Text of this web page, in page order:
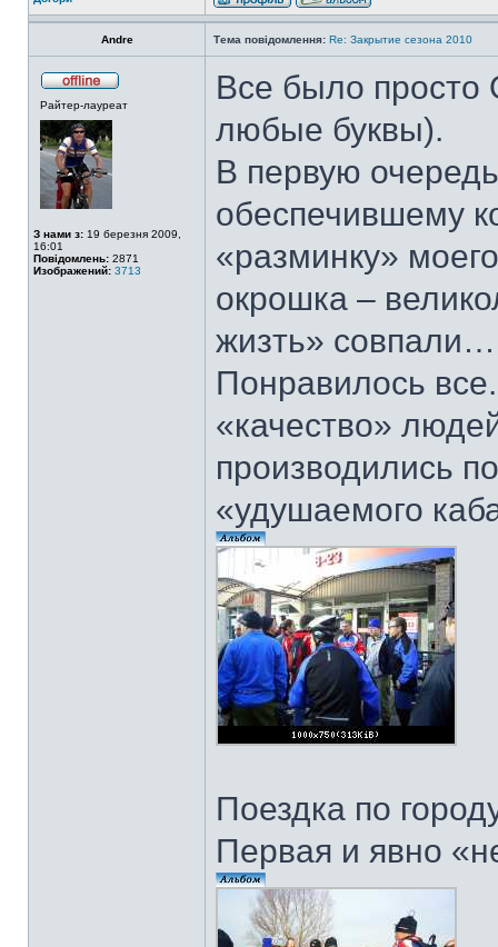
Andre Тема повідомлення: Re: Закрытие сезона 2010
Райтер-лауреат
З нами з: 19 березня 2009,
16:01
Повідомлень: 2871
Изображений: 3713
Все было
любые буквы).
В первую
обеспечившему
«разминку»
окрошка –
жизть» совпали…
Понравилось
«качество»
производились
«удушаемого
Поездка по
Первая и явно